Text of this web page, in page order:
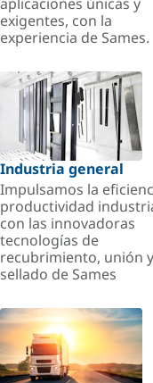
exigentes, con la
experiencia de Sames.
Industria general
Impulsamos la
productividad
con las innovadoras
tecnologías de
recubrimiento, unión y
sellado de Sames